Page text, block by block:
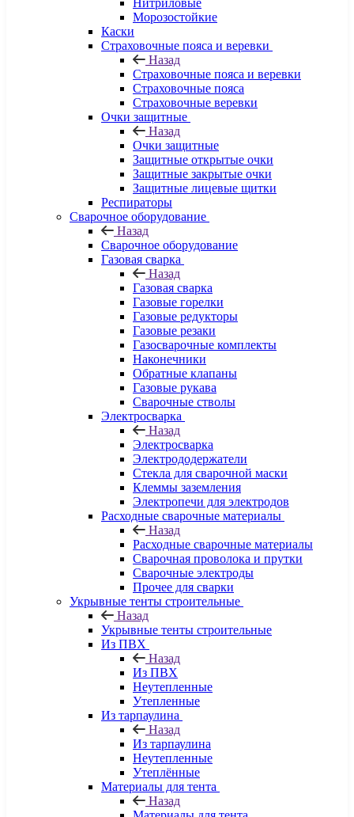
Нитриловые
Морозостойкие
Каски
Страховочные пояса и веревки
Назад
Страховочные пояса и веревки
Страховочные пояса
Страховочные веревки
Очки защитные
Назад
Очки защитные
Защитные открытые очки
Защитные закрытые очки
Защитные лицевые щитки
Респираторы
Сварочное оборудование
Назад
Сварочное оборудование
Газовая сварка
Назад
Газовая сварка
Газовые горелки
Газовые редукторы
Газовые резаки
Газосварочные комплекты
Наконечники
Обратные клапаны
Газовые рукава
Сварочные стволы
Электросварка
Назад
Электросварка
Электрододержатели
Стекла для сварочной маски
Клеммы заземления
Электропечи для электродов
Расходные сварочные материалы
Назад
Расходные сварочные материалы
Сварочная проволока и прутки
Сварочные электроды
Прочее для сварки
Укрывные тенты строительные
Назад
Укрывные тенты строительные
Из ПВХ
Назад
Из ПВХ
Неутепленные
Утепленные
Из тарпаулина
Назад
Из тарпаулина
Неутепленные
Утеплённые
Материалы для тента
Назад